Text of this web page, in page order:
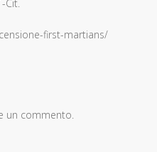
first-martians/
un commento.